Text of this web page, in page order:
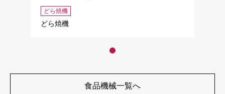
どら焼機
どら焼機
食品機械一覧へ